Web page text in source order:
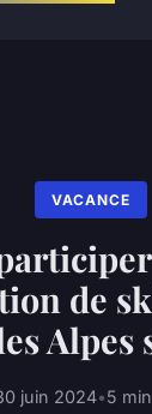
VACANCE
de
Alpes
juin 2024•5